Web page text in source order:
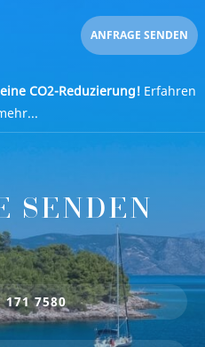
ANFRAGE SENDEN
CO2-Reduzierung!Erfahren
SENDEN
171 7580